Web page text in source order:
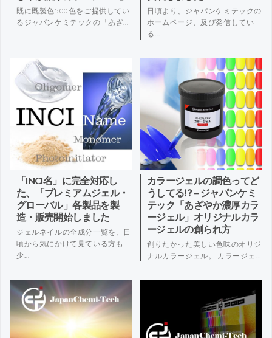
既に既製色500色をご提供してい
るジャパンケミテックの「あざ…
日頃より、ジャパンケミテックの
ホームページ、及び発信してい
る…
「INCI名」に完全対応し
た、「プレミアムジェル・
グローバル」各製品を製
造・販売開始しました
ジェルネイルの全成分一覧を、日
頃から気にかけて見ている方も
少…
カラージェルの調色ってど
うしてる⁉ – ジャパンケミ
テック「あざやか濃厚カラ
ージェル」オリジナルカラ
ージェルの創られ方
創りたかった美しい色味のオリジ
ナルカラージェル。 カラージェ…